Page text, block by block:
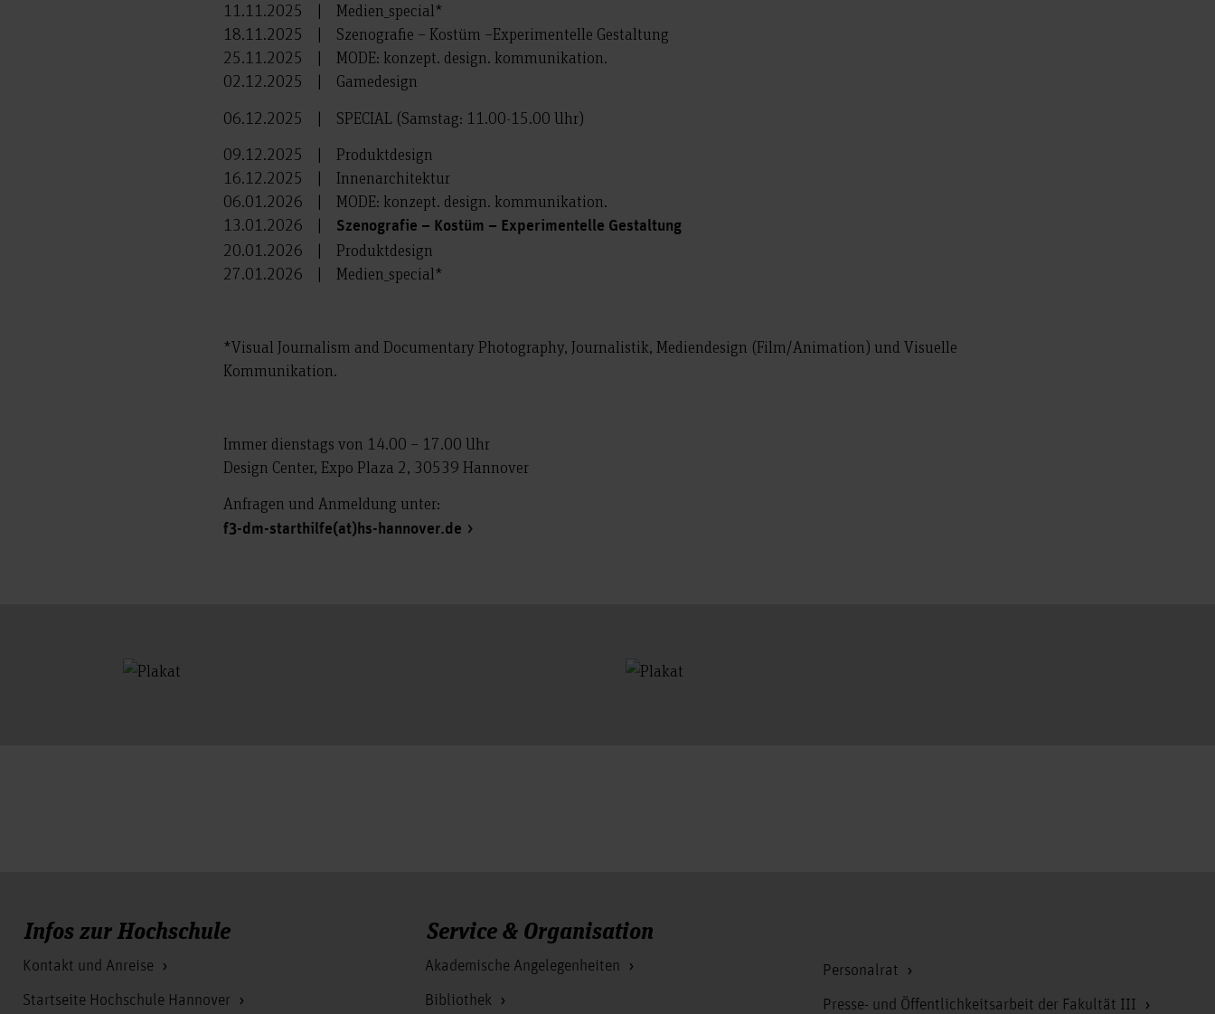
11.11.2025 | Medien_special*
18.11.2025 | Szenografie – Kostüm –Experimentelle Gestaltung
25.11.2025 | MODE: konzept. design. kommunikation.
02.12.2025 | Gamedesign
06.12.2025 | SPECIAL (Samstag: 11.00-15.00 Uhr)
09.12.2025 | Produktdesign
16.12.2025 | Innenarchitektur
06.01.2026 | MODE: konzept. design. kommunikation.
13.01.2026 | Szenografie – Kostüm – Experimentelle Gestaltung
20.01.2026 | Produktdesign
27.01.2026 | Medien_special*
*Visual Journalism and Documentary Photography, Journalistik, Mediendesign (Film/Animation) und Visuelle
Kommunikation.
Immer dienstags von 14.00 – 17.00 Uhr
Design Center, Expo Plaza 2, 30539 Hannover
Anfragen und Anmeldung unter:
f3-dm-starthilfe(at)hs-hannover.de
Infos zur Hochschule
Kontakt und Anreise
Startseite Hochschule Hannover
Service & Organisation
Akademische Angelegenheiten
Bibliothek
Personalrat
Presse- und Öffentlichkeitsarbeit der Fakultät III